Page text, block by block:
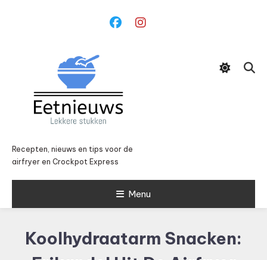
Recepten, nieuws en tips voor de
airfryer en Crockpot Express
Menu
Koolhydraatarm Snacken: